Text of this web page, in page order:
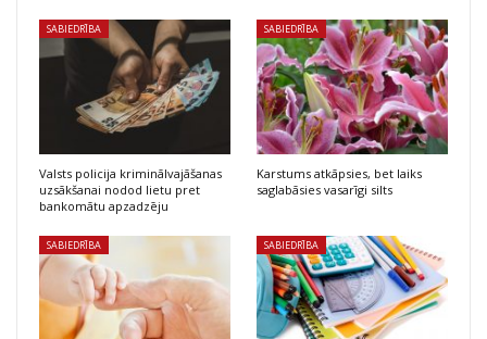
SABIEDRĪBA
Valsts policija kriminālvajāšanas
uzsākšanai nodod lietu pret
bankomātu apzadzēju
SABIEDRĪBA
Karstums atkāpsies, bet laiks
saglabāsies vasarīgi silts
SABIEDRĪBA SABIEDRĪBA